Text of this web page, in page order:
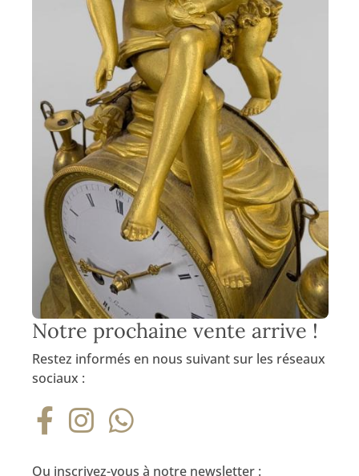
Notre prochaine vente arrive !
Restez informés en nous suivant sur les réseaux
sociaux :
Ou inscrivez-vous à notre newsletter :